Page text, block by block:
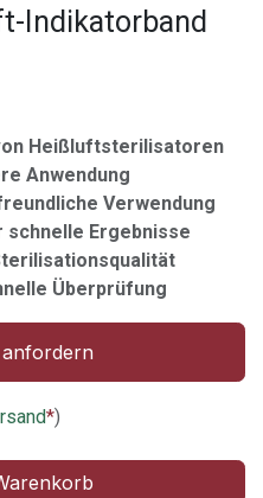
Indikatorband
Heißluftsterilisatoren
Anwendung
Verwendung
schnelle Ergebnisse
Überprüfung
*)